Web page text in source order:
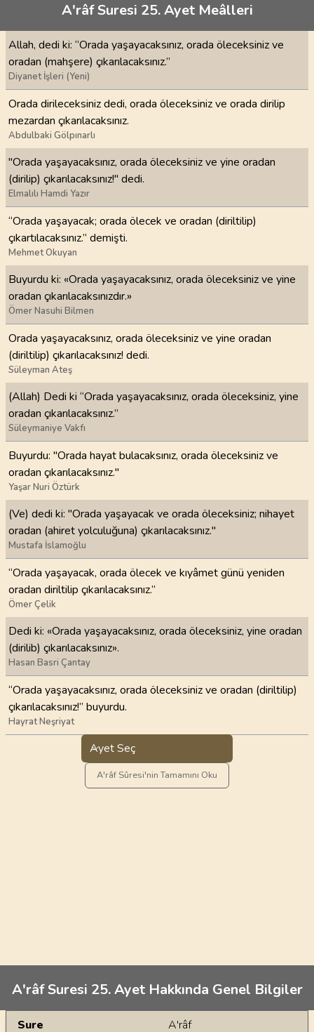
A'râf Suresi 25. Ayet Meâlleri
Allah, dedi ki: “Orada yaşayacaksınız, orada öleceksiniz ve
oradan (mahşere) çıkarılacaksınız.”
Diyanet İşleri (Yeni)
Orada dirileceksiniz dedi, orada öleceksiniz ve orada dirilip
mezardan çıkarılacaksınız.
Abdulbaki Gölpınarlı
"Orada yaşayacaksınız, orada öleceksiniz ve yine oradan
(dirilip) çıkarılacaksınız!" dedi.
Elmalılı Hamdi Yazır
“Orada yaşayacak; orada ölecek ve oradan (diriltilip)
çıkartılacaksınız.” demişti.
Mehmet Okuyan
Buyurdu ki: «Orada yaşayacaksınız, orada öleceksiniz ve yine
oradan çıkarılacaksınızdır.»
Ömer Nasuhi Bilmen
Orada yaşayacaksınız, orada öleceksiniz ve yine oradan
(diriltilip) çıkarılacaksınız! dedi.
Süleyman Ateş
(Allah) Dedi ki “Orada yaşayacaksınız, orada öleceksiniz, yine
oradan çıkarılacaksınız.”
Süleymaniye Vakfı
Buyurdu: "Orada hayat bulacaksınız, orada öleceksiniz ve
oradan çıkarılacaksınız."
Yaşar Nuri Öztürk
(Ve) dedi ki: "Orada yaşayacak ve orada öleceksiniz; nihayet
oradan (ahiret yolculuğuna) çıkarılacaksınız."
Mustafa İslamoğlu
“Orada yaşayacak, orada ölecek ve kıyâmet günü yeniden
oradan diriltilip çıkarılacaksınız.”
Ömer Çelik
Dedi ki: «Orada yaşayacaksınız, orada öleceksiniz, yine oradan
(dirilib) çıkarılacaksınız».
Hasan Basri Çantay
“Orada yaşayacaksınız, orada öleceksiniz ve oradan (diriltilip)
çıkarılacaksınız!” buyurdu.
Hayrat Neşriyat
Ayet Seç
A'râf Sûresi'nin Tamamını Oku
A'râf Suresi 25. Ayet Hakkında Genel Bilgiler
Genel Bilgiler
Sure A'râf